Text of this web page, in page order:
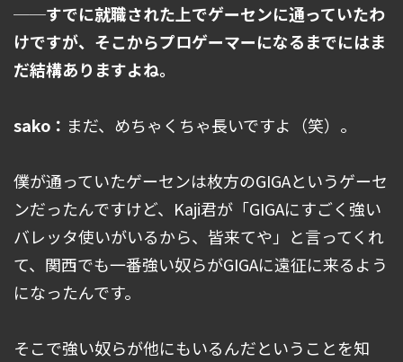
──すでに就職された上でゲーセンに通っていたわ
けですが、そこからプロゲーマーになるまでにはま
だ結構ありますよね。
sako： まだ、めちゃくちゃ長いですよ（笑）。
僕が通っていたゲーセンは枚方のGIGAというゲーセ
ンだったんですけど、Kaji君が「GIGAにすごく強い
バレッタ使いがいるから、皆来てや」と言ってくれ
て、関西でも一番強い奴らがGIGAに遠征に来るよう
になったんです。
そこで強い奴らが他にもいるんだということを知